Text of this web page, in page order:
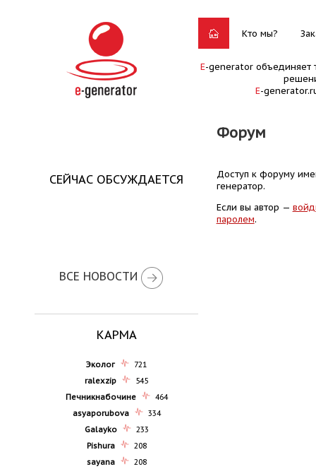
Кто мы?
E-generator объединяет
E-
Форум
СЕЙЧАС ОБСУЖДАЕТСЯ
ВСЕ НОВОСТИ
КАРМА
Эколог
721
ralexzip
545
Печникнабочине
464
asyaporubova
334
Galayko
233
Pishura
208
sayana
208
Доступ к форуму
генератор.
Если вы автор —
паролем.